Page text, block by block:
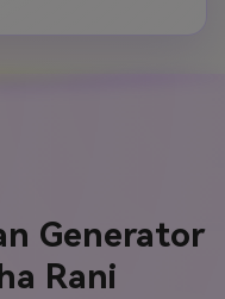
Generator
Rani